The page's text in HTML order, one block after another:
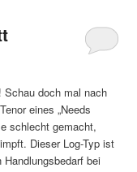
Schau doch mal nach
eines „Needs
schlecht gemacht,
Dieser Log-Typ ist
bei